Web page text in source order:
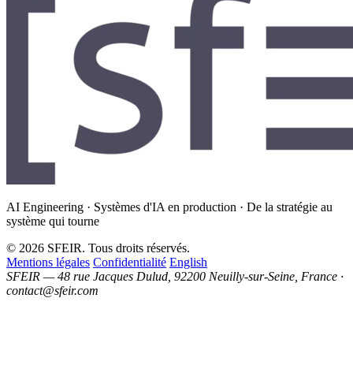
AI Engineering · Systèmes d'IA en production · De la stratégie au
système qui tourne
© 2026 SFEIR. Tous droits réservés.
Mentions légales Confidentialité English
SFEIR — 48 rue Jacques Dulud, 92200 Neuilly-sur-Seine, France ·
contact@sfeir.com